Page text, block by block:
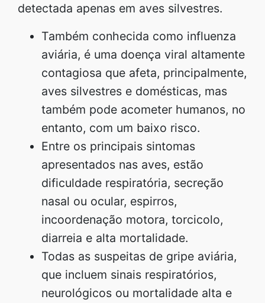
detectada apenas em aves silvestres.
Também conhecida como influenza
aviária, é uma doença viral altamente
contagiosa que afeta, principalmente,
aves silvestres e domésticas, mas
também pode acometer humanos, no
entanto, com um baixo risco.
Entre os principais sintomas
apresentados nas aves, estão
dificuldade respiratória, secreção
nasal ou ocular, espirros,
incoordenação motora, torcicolo,
diarreia e alta mortalidade.
Todas as suspeitas de gripe aviária,
que incluem sinais respiratórios,
neurológicos ou mortalidade alta e